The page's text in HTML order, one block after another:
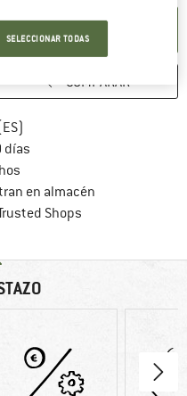
A LA CESTA
COMPARAR
días
en almacén
Shops
SELECCIONAR TODAS